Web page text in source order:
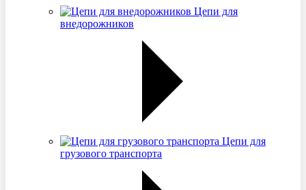
Цепи для
внедорожников
Цепи для
грузового транспорта